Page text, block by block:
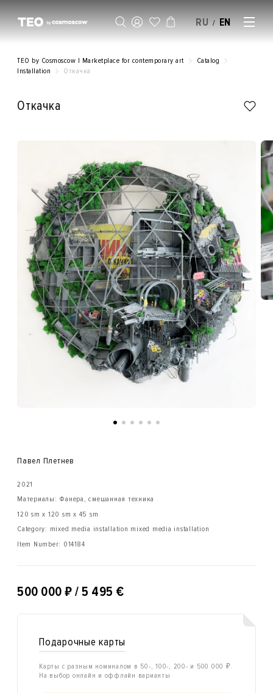
RU / EN
TEO by Cosmoscow | Marketplace for contemporary art
Catalog
Installation
Откачка
Откачка
Павел Плетнев
2021
Материалы: Фанера, смешанная техника
120 sm x 120 sm x 45 sm
Category: mixed media installation mixed media installation
Item Number: 014184
500 000 ₽ / 5 495 €
Подарочные карты
Карты с разным номиналом в 50-, 100-, 200- и 500 000 ₽.
На выбор онлайн и оффлайн варианты